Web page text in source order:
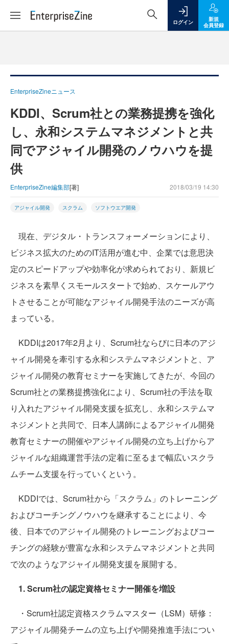
ログイン
新規
会員登録
EnterpriseZineニュース
KDDI、Scrum社との業務提携を強化
し、永和システムマネジメントと共
同でアジャイル開発のノウハウを提
供
EnterpriseZine編集部[著] 2018/03/19 14:30
アジャイル開発 スクラム ソフトウエア開発
現在、デジタル・トランスフォーメーションにより、
ビジネス拡大のためのIT活用が進む中、企業では意思決
定のスピードアップや効率化が求められており、新規ビ
ジネスを素早くスモールスタートで始め、スケールアウ
トさせることが可能なアジャイル開発手法のニーズが高
まっている。
KDDIは2017年2月より、Scrum社ならびに日本のアジ
ャイル開発を牽引する永和システムマネジメントと、ア
ジャイル開発の教育セミナーを実施してきたが、今回の
Scrum社との業務提携強化により、Scrum社の手法を取
り入れたアジャイル開発支援を拡充し、永和システムマ
ネジメントと共同で、日本人講師によるアジャイル開発
教育セミナーの開催やアジャイル開発の立ち上げからア
ジャイルな組織運営手法の定着に至るまで幅広いスクラ
ムチーム支援を行っていくという。
KDDIでは、Scrum社から「スクラム」のトレーニング
およびコーチングノウハウを継承することにより、今
後、日本でのアジャイル開発のトレーニングおよびコー
チングの経験が豊富な永和システムマネジメントと共同
で次のようなアジャイル開発支援を展開する。
1. Scrum社の認定資格セミナー開催を増設
・Scrum社認定資格スクラムマスター（LSM）研修：
アジャイル開発チームの立ち上げや開発推進手法につい